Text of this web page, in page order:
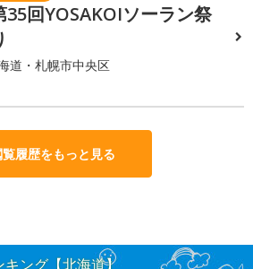
35回YOSAKOIソーラン祭
道・札幌市中央区
履歴をもっと見る
ング【北海道】